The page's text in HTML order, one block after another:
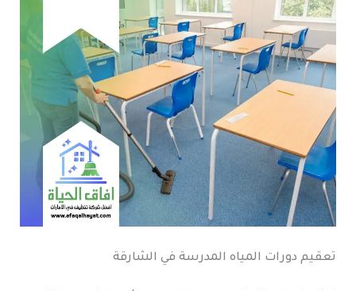
تعقيم دورات المياه المدرسة في الشارقة